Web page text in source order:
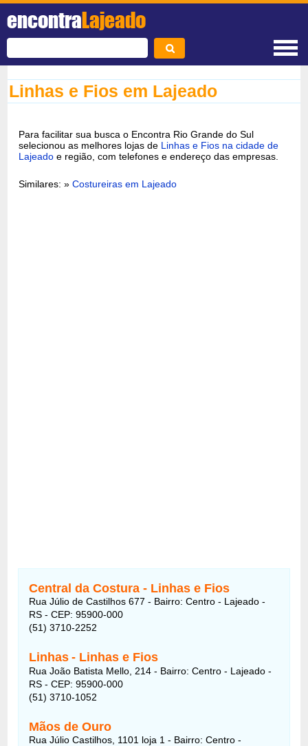
encontraLajeado
Linhas e Fios em Lajeado
Para facilitar sua busca o Encontra Rio Grande do Sul
selecionou as melhores lojas de Linhas e Fios na cidade de
Lajeado e região, com telefones e endereço das empresas.
Similares: »Costureiras em Lajeado
Central da Costura - Linhas e Fios
Rua Júlio de Castilhos 677 - Bairro: Centro - Lajeado -
RS - CEP: 95900-000
(51) 3710-2252
Linhas - Linhas e Fios
Rua João Batista Mello, 214 - Bairro: Centro - Lajeado -
RS - CEP: 95900-000
(51) 3710-1052
Mãos de Ouro
Rua Júlio Castilhos, 1101 loja 1 - Bairro: Centro -